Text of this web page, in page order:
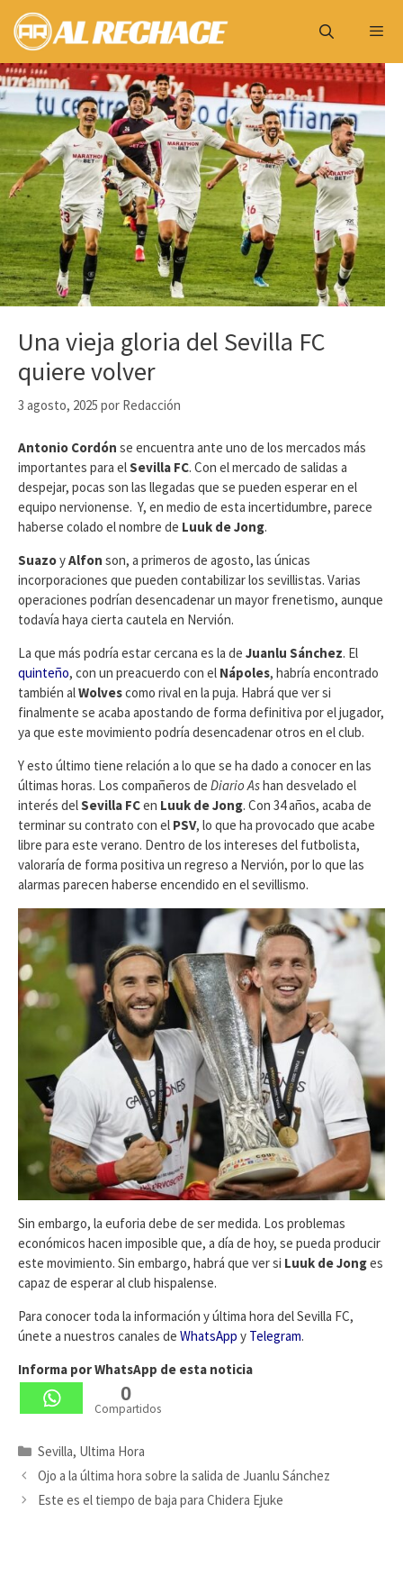
Saltar
contenido
Menú
Una vieja gloria del Sevilla FC
quiere volver
3 agosto, 2025 por Redacción
Antonio Cordón se encuentra ante uno de los mercados más
importantes para elSevilla FC. Con el mercado de salidas a
despejar, pocas son las llegadas que se pueden esperar en el
equipo nervionense. Y, en medio de esta incertidumbre, parece
haberse colado el nombre de Luuk de Jong.
SuazoyAlfon son, a primeros de agosto, las únicas
incorporaciones que pueden contabilizar los sevillistas. Varias
operaciones podrían desencadenar un mayor frenetismo, aunque
todavía haya cierta cautela en Nervión.
La que más podría estar cercana es la de Juanlu Sánchez. El
quinteño, con un preacuerdo con el Nápoles, habría encontrado
también alWolvescomo rival en la puja. Habrá que ver si
finalmente se acaba apostando de forma definitiva por el jugador,
ya que este movimiento podría desencadenar otros en el club.
Y esto último tiene relación a lo que se ha dado a conocer en las
últimas horas. Los compañeros de Diario Ashan desvelado el
interés delSevilla FCen Luuk de Jong. Con 34 años, acaba de
terminar su contrato con el PSV, lo que ha provocado que acabe
libre para este verano. Dentro de los intereses del futbolista,
valoraría de forma positiva un regreso a Nervión, por lo que las
alarmas parecen haberse encendido en el sevillismo.
Sin embargo, la euforia debe de ser medida. Los problemas
económicos hacen imposible que, a día de hoy, se pueda producir
este movimiento. Sin embargo, habrá que ver si Luuk de Jonges
capaz de esperar al club hispalense.
Para conocer toda la información y última hora del Sevilla FC,
únete a nuestros canales de WhatsApp y Telegram.
Informa por WhatsApp de esta noticia
0
Compartidos
Categorías
Sevilla, Ultima Hora
Ojo a la última hora sobre la salida de Juanlu Sánchez
Este es el tiempo de baja para Chidera Ejuke